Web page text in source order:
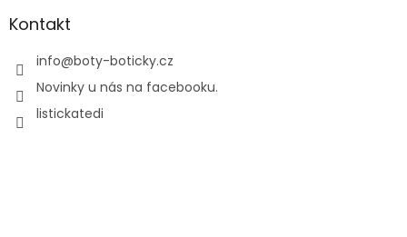
Kontakt
info@boty-boticky.cz
Novinky u nás na facebooku.
listickatedi